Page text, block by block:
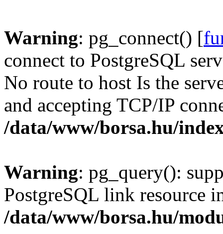
Warning: pg_connect() [
connect to PostgreSQL
No route to host Is the
and accepting TCP/IP
/data/www/borsa.hu/
Warning: pg_query():
PostgreSQL link resource
/data/www/borsa.hu/